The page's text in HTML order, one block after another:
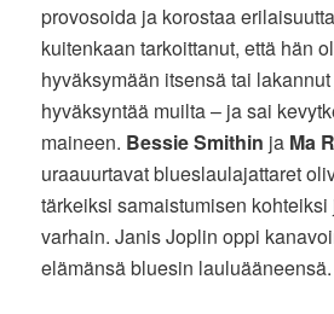
provosoida ja korostaa
kuitenkaan tarkoittanut, että hän
hyväksymään itsensä tai
hyväksyntää muilta – ja sai
maineen. Bessie Smithin ja Ma
uraauurtavat blueslaulajattaret
tärkeiksi samaistumisen
varhain. Janis Joplin oppi
elämänsä bluesin lauluääneensä.